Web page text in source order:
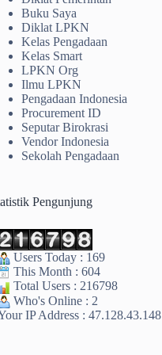
Buku Saya
Diklat LPKN
Kelas Pengadaan
Kelas Smart
LPKN Org
Ilmu LPKN
Pengadaan Indonesia
Procurement ID
Seputar Birokrasi
Vendor Indonesia
Sekolah Pengadaan
Pengunjung
Users Today : 169
This Month : 604
Total Users : 216798
Who's Online : 2
IP Address : 47.128.43.148